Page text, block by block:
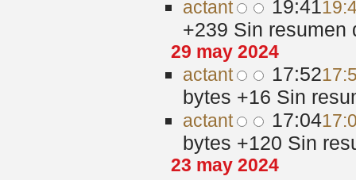
actant 19:41
+239 Sin resumen
29 may 2024
actant 17:52
bytes +16 Sin
actant 17:04
bytes +120 Sin
23 may 2024